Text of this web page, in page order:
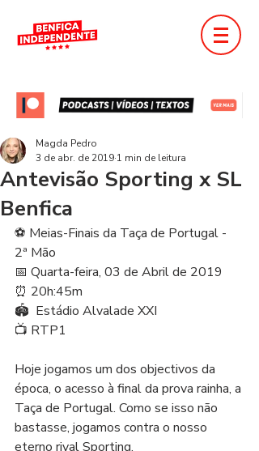
Antevisão Sporting x SL
Benfica
Magda Pedro
3 de abr. de 2019 1 min de leitura
⚽ Meias-Finais da Taça de Portugal -
2ª Mão
📅 Quarta-feira, 03 de Abril de 2019
⏰ 20h:45m
🏟  Estádio Alvalade XXI
📺 RTP1
Hoje jogamos um dos objectivos da
época, o acesso à final da prova rainha, a
Taça de Portugal. Como se isso não
bastasse, jogamos contra o nosso
eterno rival Sporting.